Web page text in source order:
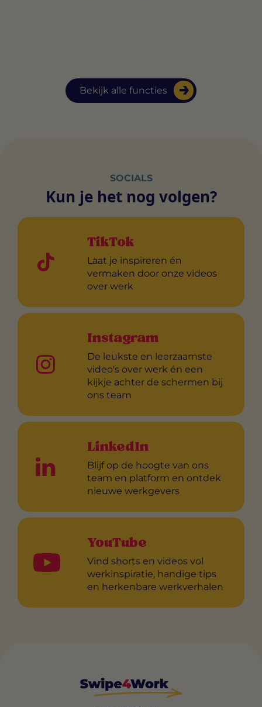
Bekijk alle functies
SOCIALS
Kun je het nog volgen?
TikTok
Laat je inspireren én
vermaken door onze videos
over werk
Instagram
De leukste en leerzaamste
video's over werk én een
kijkje achter de schermen bij
ons team
LinkedIn
Blijf op de hoogte van ons
team en platform en ontdek
nieuwe werkgevers
YouTube
Vind shorts en videos vol
werkinspiratie, handige tips
en herkenbare werkverhalen